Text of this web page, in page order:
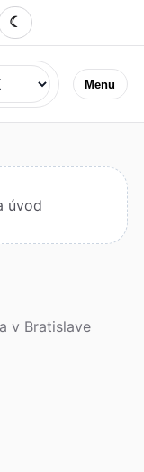
☾
Menu
Jazyk
úvod
v Bratislave